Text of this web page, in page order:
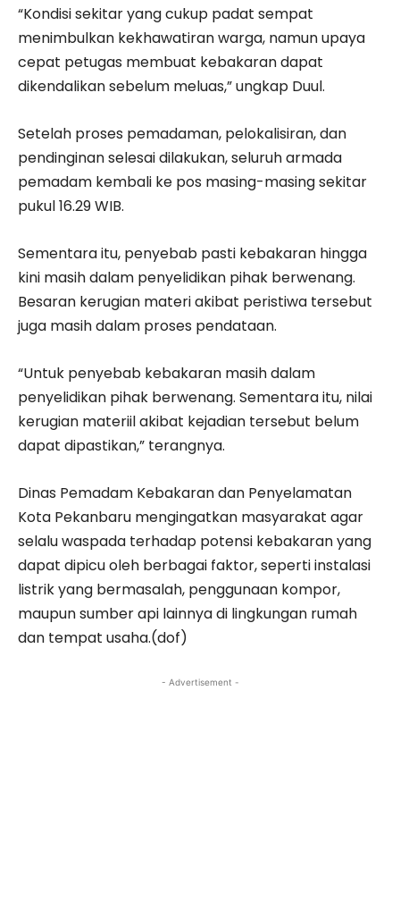
“Kondisi sekitar yang cukup padat sempat
menimbulkan kekhawatiran warga, namun upaya
cepat petugas membuat kebakaran dapat
dikendalikan sebelum meluas,” ungkap Duul.
Setelah proses pemadaman, pelokalisiran, dan
pendinginan selesai dilakukan, seluruh armada
pemadam kembali ke pos masing-masing sekitar
pukul 16.29 WIB.
Sementara itu, penyebab pasti kebakaran hingga
kini masih dalam penyelidikan pihak berwenang.
Besaran kerugian materi akibat peristiwa tersebut
juga masih dalam proses pendataan.
“Untuk penyebab kebakaran masih dalam
penyelidikan pihak berwenang. Sementara itu, nilai
kerugian materiil akibat kejadian tersebut belum
dapat dipastikan,” terangnya.
Dinas Pemadam Kebakaran dan Penyelamatan
Kota Pekanbaru mengingatkan masyarakat agar
selalu waspada terhadap potensi kebakaran yang
dapat dipicu oleh berbagai faktor, seperti instalasi
listrik yang bermasalah, penggunaan kompor,
maupun sumber api lainnya di lingkungan rumah
dan tempat usaha.(dof)
- Advertisement -